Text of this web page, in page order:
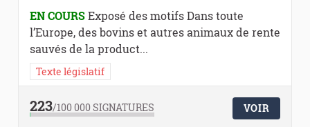
EN COURSExposé des motifs Dans toute
l’Europe, des bovins et autres animaux de rente
sauvés de la product...
Texte législatif
223/100 000SIGNATURES VOIR